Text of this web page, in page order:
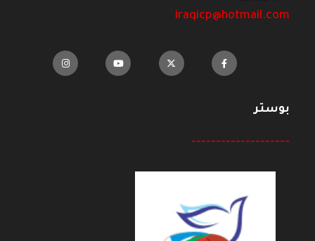
iraqicp@hotmail.com
بوستر
--------------------